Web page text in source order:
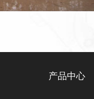
产品中心